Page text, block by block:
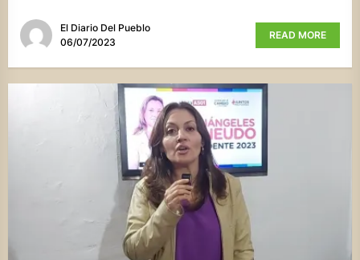
El Diario Del Pueblo
06/07/2023
READ MORE